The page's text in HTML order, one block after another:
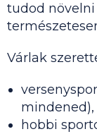
tudod
Várlak
mindened),
hobbi